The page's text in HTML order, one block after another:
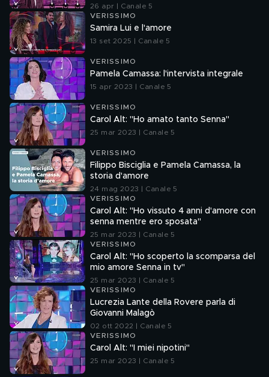
26 apr | Canale 5
VERISSIMO
Samira Lui e l'amore
13 set 2025 | Canale 5
VERISSIMO
Pamela Camassa: l'intervista integrale
15 apr 2023 | Canale 5
VERISSIMO
Carol Alt: "Ho amato tanto Senna"
25 mar 2023 | Canale 5
VERISSIMO
Filippo Bisciglia e Pamela Camassa, la
storia d'amore
24 mag 2023 | Canale 5
VERISSIMO
Carol Alt: "Ho vissuto 4 anni d'amore con
senna mentre ero sposata"
25 mar 2023 | Canale 5
VERISSIMO
Carol Alt: "Ho scoperto la scomparsa del
mio amore Senna in tv"
25 mar 2023 | Canale 5
VERISSIMO
Lucrezia Lante della Rovere parla di
Giovanni Malagò
02 ott 2022 | Canale 5
VERISSIMO
Carol Alt: "I miei nipotini"
25 mar 2023 | Canale 5